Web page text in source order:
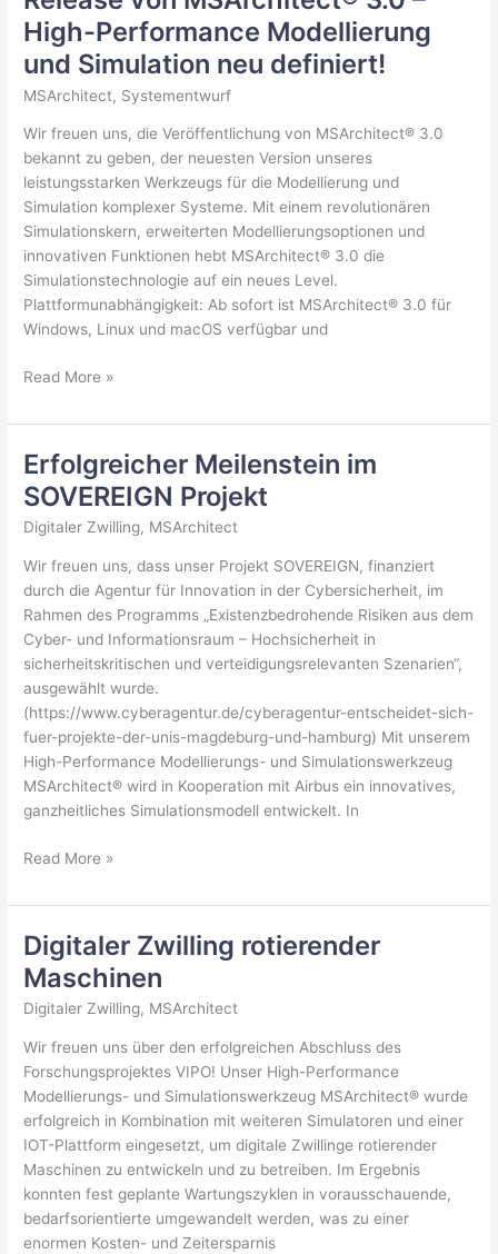
High-Performance Modellierung
und Simulation neu definiert!
MSArchitect, Systementwurf
Wir freuen uns, die Veröffentlichung von MSArchitect® 3.0
bekannt zu geben, der neuesten Version unseres
leistungsstarken Werkzeugs für die Modellierung und
Simulation komplexer Systeme. Mit einem revolutionären
Simulationskern, erweiterten Modellierungsoptionen und
innovativen Funktionen hebt MSArchitect® 3.0 die
Simulationstechnologie auf ein neues Level.
Plattformunabhängigkeit: Ab sofort ist MSArchitect® 3.0 für
Windows, Linux und macOS verfügbar und
Release
MSArchitect®
–
High-
Performance
und
Simulation
neu
definiert!
Read More »
Erfolgreicher Meilenstein im
SOVEREIGN Projekt
Digitaler Zwilling, MSArchitect
Wir freuen uns, dass unser Projekt SOVEREIGN, finanziert
durch die Agentur für Innovation in der Cybersicherheit, im
Rahmen des Programms „Existenzbedrohende Risiken aus dem
Cyber- und Informationsraum – Hochsicherheit in
sicherheitskritischen und verteidigungsrelevanten Szenarien“,
ausgewählt wurde.
(https://www.cyberagentur.de/cyberagentur-entscheidet-sich-
fuer-projekte-der-unis-magdeburg-und-hamburg) Mit unserem
High-Performance Modellierungs- und Simulationswerkzeug
MSArchitect® wird in Kooperation mit Airbus ein innovatives,
ganzheitliches Simulationsmodell entwickelt. In
Erfolgreicher
im
Projekt
Read More »
Digitaler Zwilling rotierender
Maschinen
Digitaler Zwilling, MSArchitect
Wir freuen uns über den erfolgreichen Abschluss des
Forschungsprojektes VIPO! Unser High-Performance
Modellierungs- und Simulationswerkzeug MSArchitect® wurde
erfolgreich in Kombination mit weiteren Simulatoren und einer
IOT-Plattform eingesetzt, um digitale Zwillinge rotierender
Maschinen zu entwickeln und zu betreiben. Im Ergebnis
konnten fest geplante Wartungszyklen in vorausschauende,
bedarfsorientierte umgewandelt werden, was zu einer
enormen Kosten- und Zeitersparnis